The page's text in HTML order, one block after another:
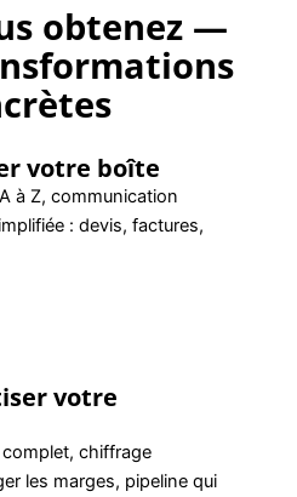
obtenez —
votre boîte
à Z, communication
: devis, factures,
votre
chiffrage
les marges, pipeline qui